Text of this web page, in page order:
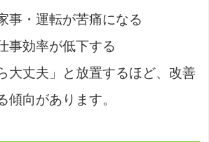
事・運転が苦痛になる
事効率が低下する
大丈夫」と放置するほど、改善
傾向があります。